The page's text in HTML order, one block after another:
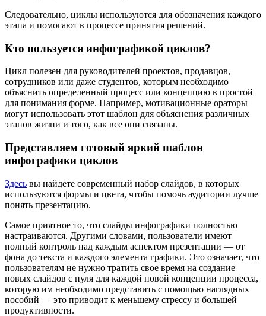
Следовательно, циклы используются для обозначения каждого
этапа и помогают в процессе принятия решений.
Кто пользуется инфографикой циклов?
Цикл полезен для руководителей проектов, продавцов,
сотрудников или даже студентов, которым необходимо
объяснить определенный процесс или концепцию в простой
для понимания форме. Например, мотивационные ораторы
могут использовать этот шаблон для объяснения различных
этапов жизни и того, как все они связаны.
Представляем готовый яркий шаблон
инфографики циклов
Здесь вы найдете современный набор слайдов, в которых
используются формы и цвета, чтобы помочь аудитории лучше
понять презентацию.
Самое приятное то, что слайды инфографики полностью
настраиваются. Другими словами, пользователи имеют
полный контроль над каждым аспектом презентации — от
фона до текста и каждого элемента графики. Это означает, что
пользователям не нужно тратить свое время на создание
новых слайдов с нуля для каждой новой концепции процесса,
которую им необходимо представить с помощью наглядных
пособий — это приводит к меньшему стрессу и большей
продуктивности.